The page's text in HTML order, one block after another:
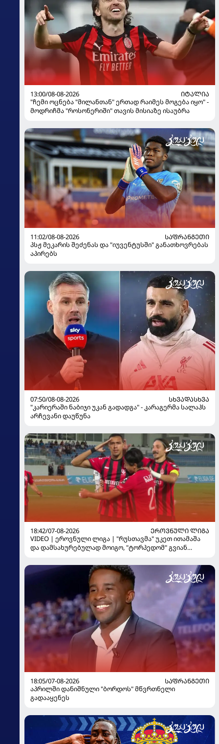
13:00/08-08-2026
ᲘᲢᲐᲚᲘᲐ
"ჩემი ოცნება "მილანთან" ერთად რაიმეს მოგება იყო" -
მოდრიჩმა "როსონერიში" თავის მისიაზე ისაუბრა
11:02/08-08-2026
ᲡᲐᲤᲠᲐᲜᲒᲔᲗᲘ
პსჟ მეკარის შეძენას და "იუვენტუსში" განათხოვრებას
აპირებს
07:50/08-08-2026
ᲡᲮᲕᲐᲓᲐᲡᲮᲕᲐ
"კარიერაში ნაბიჯი უკან გადადგა" - კარაგერმა სალაჰს
არჩევანი დაუწუნა
18:42/07-08-2026
ᲔᲠᲝᲕᲜᲣᲚᲘ ᲚᲘᲒᲐ
VIDEO | ეროვნული ლიგა | "რუსთავმა" უკეთ ითამაშა
და დამსახურებულად მოიგო, "ტორპედომ" გვიან
18:05/07-08-2026
ᲡᲐᲤᲠᲐᲜᲒᲔᲗᲘ
აპრილში დანიშნული "ბორდოს" მწვრთნელი
გადააყენეს